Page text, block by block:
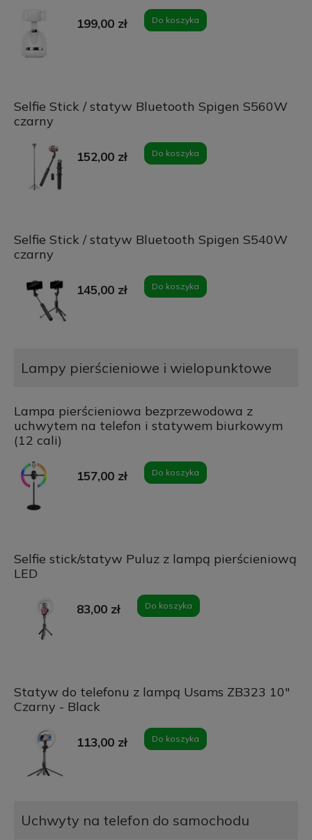
199,00 zł Do koszyka
Selfie Stick / statyw Bluetooth Spigen S560W
czarny
152,00 zł Do koszyka
Selfie Stick / statyw Bluetooth Spigen S540W
czarny
145,00 zł Do koszyka
Lampy pierścieniowe i wielopunktowe
Lampa pierścieniowa bezprzewodowa z
uchwytem na telefon i statywem biurkowym
(12 cali)
157,00 zł Do koszyka
Selfie stick/statyw Puluz z lampą pierścieniową
LED
83,00 zł Do koszyka
Statyw do telefonu z lampą Usams ZB323 10"
Czarny - Black
113,00 zł Do koszyka
Uchwyty na telefon do samochodu